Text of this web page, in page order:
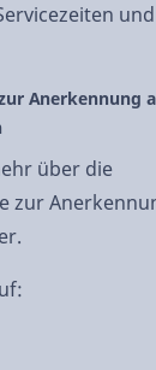
Anerkennung
über die
zur